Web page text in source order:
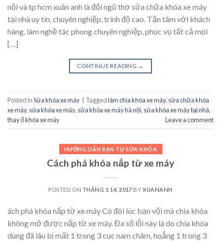
nội và tp hcm xuân anh là đội ngũ thợ sửa chữa khóa xe máy
tại nhà uy tín, chuyên nghiệp, trình độ cao. Tận tâm với khách
hàng, làm nghề tác phong chuyên nghiệp, phục vụ tất cả mọi
[…]
CONTINUE READING →
Posted inSửa khóa xe máy | Taggedlàm chìa khóa xe máy, sửa chữa khóa
xe máy, sửa khóa xe máy, sửa khóa xe máy hà nội, sửa khóa xe máy tại nhà,
thay ổ khóa xe máy
Leave a comment
HƯỚNG DẪN BẠN TỰ SỬA KHÓA
Cách phá khóa nắp từ xe máy
POSTED ON THÁNG 1 14, 2017 BY XUANANH
ách phá khóa nắp từ xe máy Có đôi lúc bạn vội mà chìa khóa
không mở được nắp từ xe máy. Đa số lỗi này là do chìa khóa
dùng đã lâu bị mất 1 trong 3 cục nam châm, hoẳng 1 trong 3